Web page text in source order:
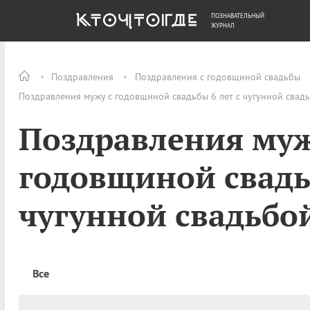
Поздравления Поздравления с годовщиной свадьбы
Поздравления мужу с годовщиной свадьбы 6 лет с чугунной
Поздравления
годовщиной
чугунной
Все
ОБЩЕСТВО ДЕНЬГИ
ПОЗНАВАТЕЛЬНЫЙ
ЖУРНАЛ